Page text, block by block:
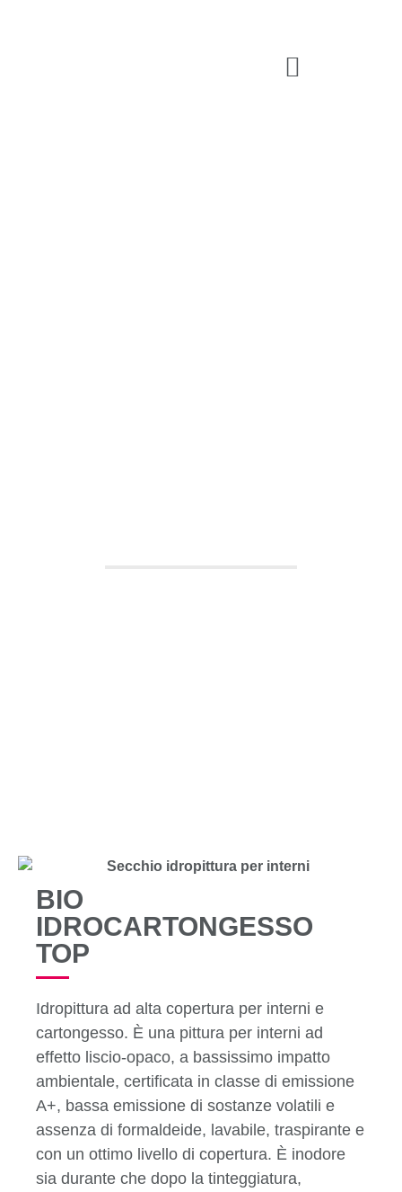
BIO
IDROCARTONGESSO
TOP
Idropittura ad alta copertura per interni e
cartongesso. È una pittura per interni ad
effetto liscio-opaco, a bassissimo impatto
ambientale, certificata in classe di emissione
A+, bassa emissione di sostanze volatili e
assenza di formaldeide, lavabile, traspirante e
con un ottimo livello di copertura. È inodore
sia durante che dopo la tinteggiatura,